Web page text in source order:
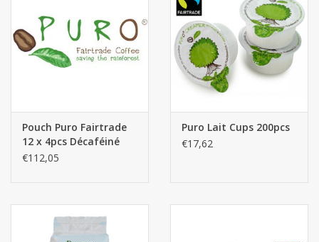
Pouch Puro Fairtrade
12 x 4pcs Décaféiné
€112,05
Puro Lait Cups 200pcs
€17,62